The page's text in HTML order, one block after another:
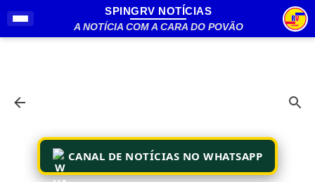
Pular para o conteúdo principal
SPINGRV NOTÍCIAS
A NOTÍCIA COM A CARA DO POVÃO
CANAL DE NOTÍCIAS NO WHATSAPP